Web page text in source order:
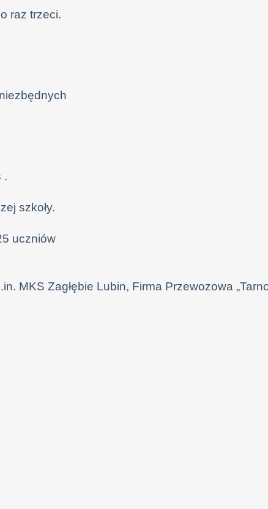
raz trzeci.
.
szkoły.
uczniów
MKS Zagłębie Lubin, Firma Przewozowa